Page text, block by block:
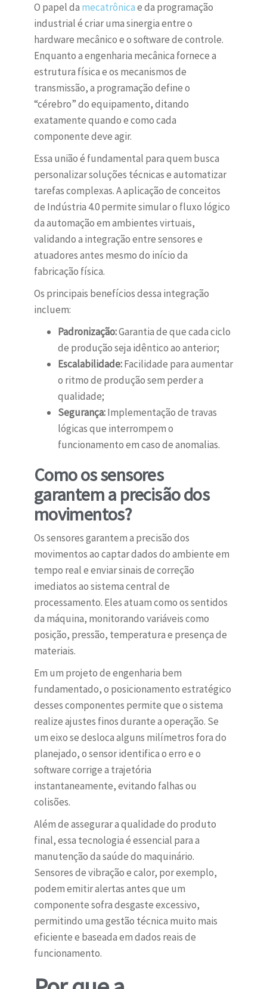
O papel da mecatrônicae da programação
industrial é criar uma sinergia entre o
hardware mecânico e o software de controle.
Enquanto a engenharia mecânica fornece a
estrutura física e os mecanismos de
transmissão, a programação define o
“cérebro” do equipamento, ditando
exatamente quando e como cada
componente deve agir.
Essa união é fundamental para quem busca
personalizar soluções técnicas e automatizar
tarefas complexas. A aplicação de conceitos
de Indústria 4.0 permite simular o fluxo lógico
da automação em ambientes virtuais,
validando a integração entre sensores e
atuadores antes mesmo do início da
fabricação física.
Os principais benefícios dessa integração
incluem:
Padronização:Garantia de que cada ciclo
de produção seja idêntico ao anterior;
Escalabilidade:Facilidade para aumentar
o ritmo de produção sem perder a
qualidade;
Segurança:Implementação de travas
lógicas que interrompem o
funcionamento em caso de anomalias.
Como os sensores
garantem a precisão dos
movimentos?
Os sensores garantem a precisão dos
movimentos ao captar dados do ambiente em
tempo real e enviar sinais de correção
imediatos ao sistema central de
processamento. Eles atuam como os sentidos
da máquina, monitorando variáveis como
posição, pressão, temperatura e presença de
materiais.
Em um projeto de engenharia bem
fundamentado, o posicionamento estratégico
desses componentes permite que o sistema
realize ajustes finos durante a operação. Se
um eixo se desloca alguns milímetros fora do
planejado, o sensor identifica o erro e o
software corrige a trajetória
instantaneamente, evitando falhas ou
colisões.
Além de assegurar a qualidade do produto
final, essa tecnologia é essencial para a
manutenção da saúde do maquinário.
Sensores de vibração e calor, por exemplo,
podem emitir alertas antes que um
componente sofra desgaste excessivo,
permitindo uma gestão técnica muito mais
eficiente e baseada em dados reais de
funcionamento.